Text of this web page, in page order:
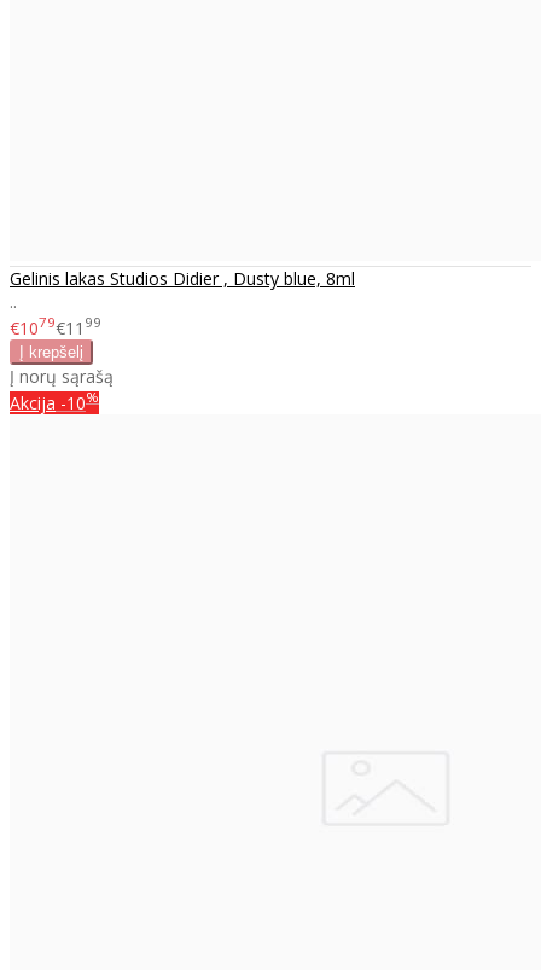
Gelinis lakas Studios Didier , Dusty blue, 8ml
..
€1079€11 99
Į norų sąrašą
Akcija -10%